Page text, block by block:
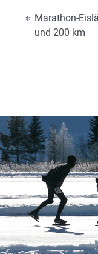
Marathon-
und 200 km